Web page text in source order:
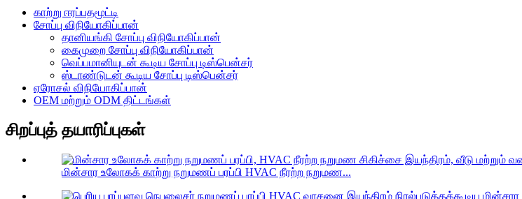
காற்று ஈரப்பதமூட்டி
சோப்பு விநியோகிப்பான்
தானியங்கி சோப்பு விநியோகிப்பான்
கைமுறை சோப்பு விநியோகிப்பான்
வெப்பமானியுடன் கூடிய சோப்பு டிஸ்பென்சர்
ஸ்டாண்டுடன் கூடிய சோப்பு டிஸ்பென்சர்
ஏரோசல் விநியோகிப்பான்
OEM மற்றும் ODM திட்டங்கள்
சிறப்புத் தயாரிப்புகள்
மின்சார உலோகக் காற்று நறுமணப் பரப்பி HVAC நீரற்ற நறுமண...